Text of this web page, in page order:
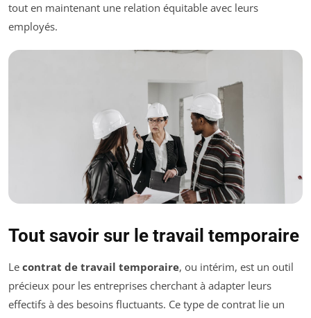
tout en maintenant une relation équitable avec leurs
employés.
Tout savoir sur le travail temporaire
Le contrat de travail temporaire, ou intérim, est un outil
précieux pour les entreprises cherchant à adapter leurs
effectifs à des besoins fluctuants. Ce type de contrat lie un